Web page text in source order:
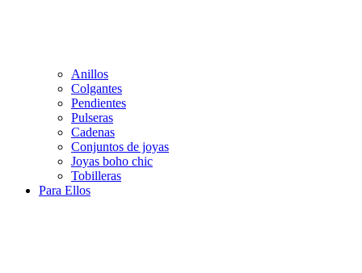
Anillos
Colgantes
Pendientes
Pulseras
Cadenas
Conjuntos de joyas
Joyas boho chic
Tobilleras
Para Ellos